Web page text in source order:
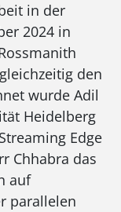
in der
2024 in
den
wurde Adil
Heidelberg
Edge
Chhabra das
auf
parallelen